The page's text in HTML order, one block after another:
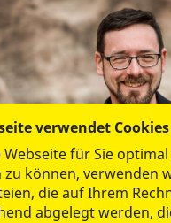
verwendet Cookies
Webseite für Sie
zu können, verwenden
die auf Ihrem
abgelegt werden,